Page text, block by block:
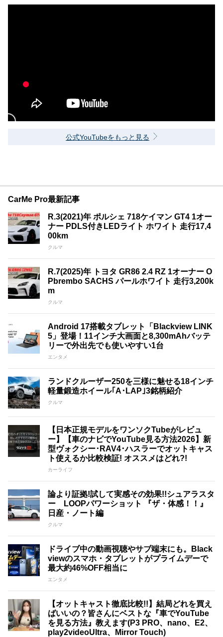
公式YouTubeをもっと見る
CarMe Pro最新記事
R.3(2021)年 ポルシェ 718ケイマン GT4 1オー
ナー PDLS付きLEDライト ホワイト 走行17,4
00km
クルマ
R.7(2025)年 トヨタ GR86 2.4 RZ 1オーナー O
Pbrembo SACHS パールホワイト 走行3,200k
m
クルマ
Android 17搭載タブレット「Blackview LINK
5」登場！11インチ大画面と8,300mAhバッテ
リーで外出先でも使いやすい1台
エンタメ
ランドクルーザー250を三様に魅せる18インチ
軽量鍛造ホイール｢A･LAP｣3銘柄紹介
クルマ
【日本正規モデルをワンソクTubeがレビュ
ー】【車のナビでYouTube見る方法2026】新
型ヴォクシー･RAV4･ハスラーでオットキャス
ト使えるか比較検証! オススメはどれ?!
カーライフ
論より証拠!試して実感その効果!!シュアラスタ
ー LOOPパワーショット 『ザ・体感！！』
日産・ノート編
クルマ
ドライブ中の動画視聴やサブ端末にも。Black
viewのスマホ・タブレットがプライムデーで
最大約46%OFF相当に
エンタメ
【オットキャスト徹底比較!!】結局どれを買え
ばいいの？皆さんにベストな『車でYouTube
を見る方法』教えます(P3 PRO、nano、E2、
play2videoUltra、Mirror Touch)